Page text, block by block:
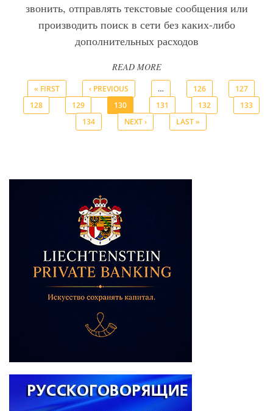
звонить, отправлять текстовые сообщения или
производить поиск в сети без каких-либо
дополнительных расходов
READ MORE
Pages
« FIRST ‹ PREVIOUS … 126
127
128
129 130 131 132
133
134
NEXT › LAST »